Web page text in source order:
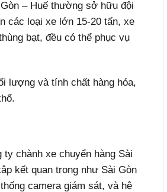
– Huế thường sở hữu đội
các loại xe lớn 15-20 tấn, xe
bạt, đều có thể phục vụ
lượng và tính chất hàng hóa,
chành xe chuyển hàng Sài
kết quan trọng như Sài Gòn
camera giám sát, và hệ